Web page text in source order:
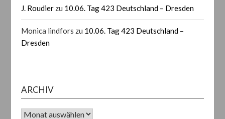
J. Roudier zu 10.06. Tag 423 Deutschland – Dresden
Monica lindfors zu 10.06. Tag 423 Deutschland –
Dresden
ARCHIV
Archiv